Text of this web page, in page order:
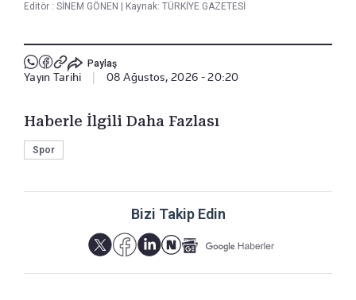
Editör : SİNEM GÖNEN Kaynak: TÜRKİYE GAZETESİ
Paylaş
Yayın Tarihi 08 Ağustos, 2026 - 20:20
Haberle İlgili Daha Fazlası
Spor
Bizi Takip Edin